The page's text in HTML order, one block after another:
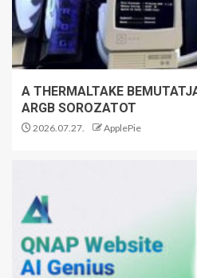
A THERMALTAKE
ARGB SOROZATOT
2026.07.27. ApplePie